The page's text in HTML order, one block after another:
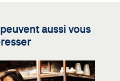
aussi vous